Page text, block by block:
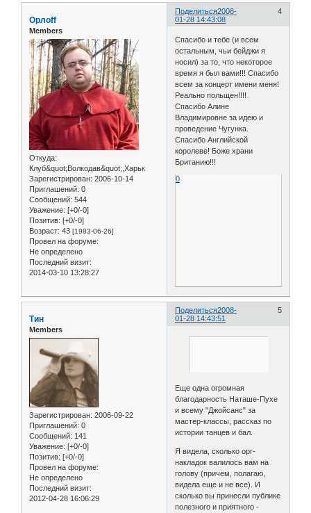
Поделиться 4
2008-
01-28 14:43:08
Орлоff
Members
Откуда:
Клуб&quot;Волкодав&quot;,Харьк
Зарегистрирован: 2006-10-14
Приглашений: 0
Сообщений: 544
Уважение: [+0/-0]
Позитив: [+0/-0]
Возраст: 43 [1983-06-26]
Провел на форуме:
Не определено
Последний визит:
2014-03-10 13:28:27
Спасибо и тебе (и всем
остальным, чьи бейджи я
носил) за то, что некоторое
время я был вами!!! Спасибо
всем за концерт имени меня!
Реально польщен!!!!
Спасибо Алине
Владимировне за идею и
проведение Чугунка.
Спасибо Английской
королеве! Боже храни
Британию!!!
0
Поделиться 5
2008-
01-28 14:43:51
Тин
Members
Зарегистрирован: 2006-09-22
Приглашений: 0
Сообщений: 141
Уважение: [+0/-0]
Позитив: [+0/-0]
Провел на форуме:
Не определено
Последний визит:
2012-04-28 16:06:29
Еще одна огромная
благодарность Наташе-Пухе
и всему "Джойсанс" за
мастер-классы, рассказ по
истории танцев и бал.
Я видела, сколько орг-
накладок валилось вам на
голову (причем, полагаю,
видела еще и не все). И
сколько вы принесли публике
полезного и приятного -